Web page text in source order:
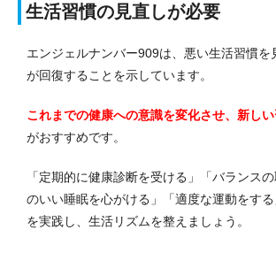
生活習慣の見直しが必要
エンジェルナンバー909は、悪い生活習慣を
が回復することを示しています。
これまでの健康への意識を変化させ、新し
がおすすめです。
「定期的に健康診断を受ける」「バランス
のいい睡眠を心がける」「適度な運動をす
を実践し、生活リズムを整えましょう。